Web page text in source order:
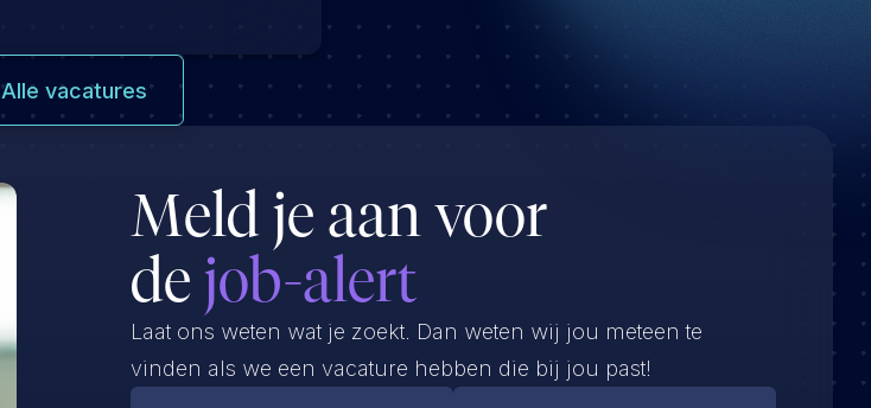
Alle vacatures
Meld je aan voor
dejob-alert
Laat ons weten wat je zoekt. Dan weten wij jou meteen te
vinden als we een vacature hebben die bij jou past!